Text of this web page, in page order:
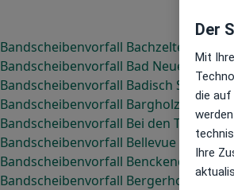
Bandscheibenvorfall Bachzelten
Bandscheibenvorfall Bad Neuenahr-
Bandscheibenvorfall Badisch
Bandscheibenvorfall Bargholz
Bandscheibenvorfall Bei den
Bandscheibenvorfall Bellevue
Bandscheibenvorfall Benckendorf
Bandscheibenvorfall Bergerhof
Der
Mit
die auf
Ihre